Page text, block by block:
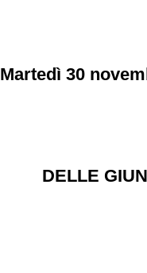
Martedì 30
DELLE